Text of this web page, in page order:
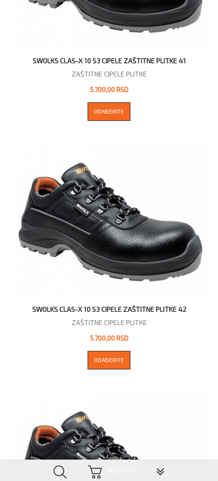
SWOLKS CLAS-X 10 S3 CIPELE ZAŠTITNE PLITKE 41
ZAŠTITNE CIPELE PLITKE
5.700,00 RSD
ODABERITE
SWOLKS CLAS-X 10 S3 CIPELE ZAŠTITNE PLITKE 42
ZAŠTITNE CIPELE PLITKE
5.700,00 RSD
ODABERITE
▼